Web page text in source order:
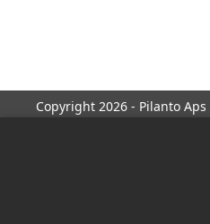
Copyright 2026 - Pilanto Aps